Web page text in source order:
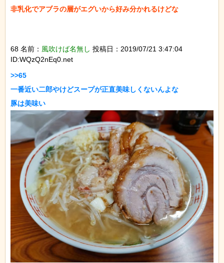
非乳化でアブラの層がエグいから好み分かれるけどな
68 名前： 風吹けば名無し 投稿日：2019/07/21 3:47:04
ID:WQzQ2nEq0.net
>>65
一番近い二郎やけどスープが正直美味しくないんよな